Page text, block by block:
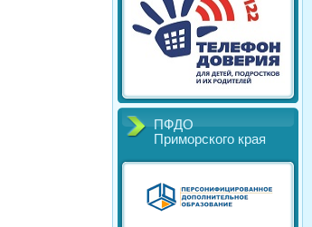
ПФДО
Приморского края